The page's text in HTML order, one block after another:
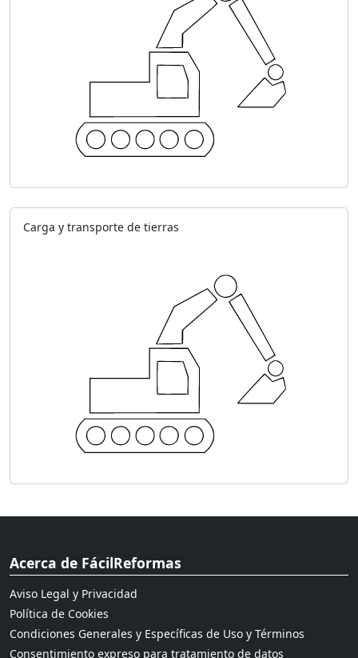
Carga y transporte de tierras
Acerca de FácilReformas
Aviso Legal y Privacidad
Política de Cookies
Condiciones Generales y Específicas de Uso y Términos
Consentimiento expreso para tratamiento de datos